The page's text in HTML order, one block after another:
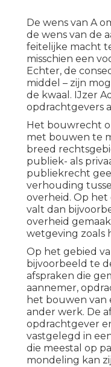
De wens van A
de wens van de
feitelijke macht
misschien een
Echter, de
middel – zijn
de kwaal. IJzer
opdrachtgevers
Het bouwrecht
met bouwen te
breed
publiek- als
publiekrecht
verhouding
overheid. Op
valt dan
overheid
wetgeving zoals
Op het gebied
bijvoorbeeld te
afspraken die
aannemer,
het bouwen van
ander werk. De
opdrachtgever
vastgelegd in
die meestal op
mondeling kan